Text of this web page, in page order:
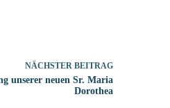
NÄCHSTER BEITRAG
unserer neuen Sr. Maria
Dorothea